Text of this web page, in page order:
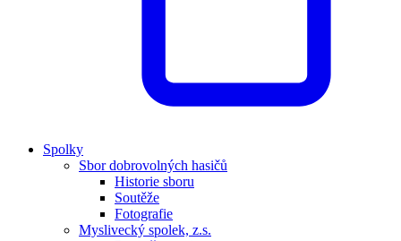
Spolky
Sbor dobrovolných hasičů
Historie sboru
Soutěže
Fotografie
Myslivecký spolek, z.s.